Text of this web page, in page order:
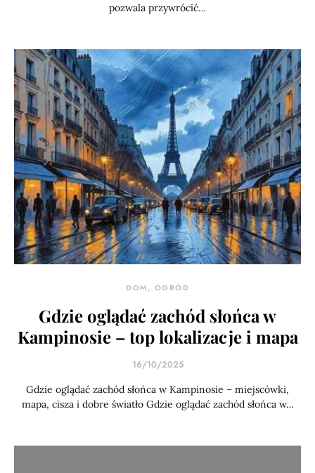
pozwala przywrócić…
DOM, OGRÓD
Gdzie oglądać zachód słońca w
Kampinosie – top lokalizacje i mapa
16/10/2025
Gdzie oglądać zachód słońca w Kampinosie – miejscówki,
mapa, cisza i dobre światło Gdzie oglądać zachód słońca w…